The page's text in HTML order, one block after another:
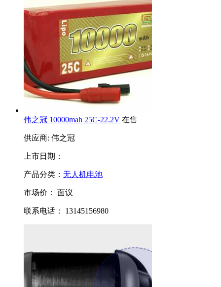
伟之冠 10000mah 25C-22.2V 在售
供应商: 伟之冠
上市日期：
产品分类： 无人机电池
市场价： 面议
联系电话： 13145156980